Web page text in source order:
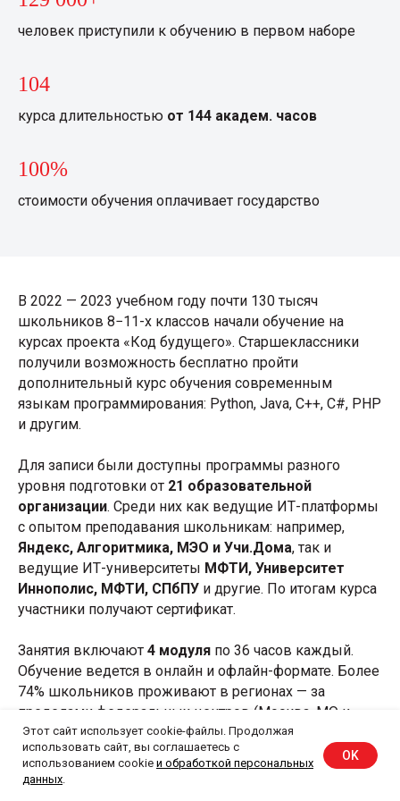
человек приступили к обучению в первом наборе
104
курса длительностью от 144 академ. часов
100%
стоимости обучения оплачивает государство
В 2022 — 2023 учебном году почти 130 тысяч
школьников 8−11-х классов начали обучение на
курсах проекта «Код будущего». Старшеклассники
получили возможность бесплатно пройти
дополнительный курс обучения современным
языкам программирования: Python, Java, C++, C#, PHP
и другим.
Для записи были доступны программы разного
уровня подготовки от 21 образовательной
организации. Среди них как ведущие ИТ-платформы
с опытом преподавания школьникам: например,
Яндекс, Алгоритмика, МЭО и Учи.Дома, так и
ведущие ИТ-университеты МФТИ, Университет
Иннополис, МФТИ, СПбПУ и другие. По итогам курса
участники получают сертификат.
Занятия включают 4 модуля по 36 часов каждый.
Обучение ведется в онлайн и офлайн-формате. Более
74% школьников проживают в регионах — за
пределами федеральных центров (Москва, МО и
СПБ). Самым популярным языком стал Python — его
выбрала почти половина участников. Каждый
четвертый участник обучается разработке игр (24%),
12,0%
8,2%
6,1%
6,1%
5,8%
4,6%
4,5%
3,3%
1,0%
0,7%
0,2%
C#
CSS
1C
PHP
Unity
C++
Java
TypeScript
ПРОГРАММИРОВАНИЯ/
СРЕДА РАЗРАБОТКИ
30%
48%
14%
4%
Новые компетенции
для роста в текущей
специальности
Получение новой
профессии
Смена места работы,
в том числе переход
в смежную область
сертификата для работы
по специальности
Усиление портфолио
С КАКОЙ ЦЕЛЬЮ ВЫ
НАЧАЛИ ОБУЧЕНИЕ?
РЕЗУЛЬТАТЫ
ОБУЧЕНИЯ
68%
обучившихся на проекте
«Цифровые профессии» в 2021
году в течение годаповысили
в 1,5+ раза
граждан, обучившихся на
программах ДПО в 2021 году
ИЗМЕНЕНИЕ УРОВНЯ
ВЫПУСКНИКОВ 2021 ГОДА
ПОДГОТОВКА
ЛИДЕРОВ
И КОМАНД
МЕНЕДЖЕРОВ
Этот сайт использует cookie-файлы. Продолжая
использовать сайт, вы соглашаетесь с
использованием cookie и обработкой персональных
данных.
OK